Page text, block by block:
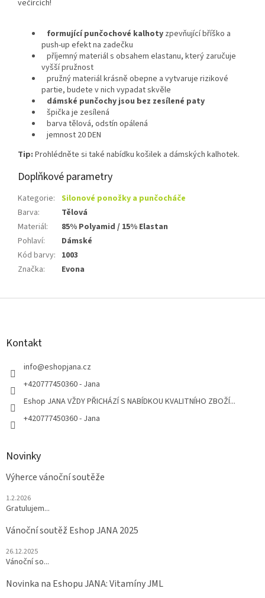
večírcích!
formující punčochové kalhoty zpevňující bříško a
push-up efekt na zadečku
příjemný materiál s obsahem elastanu, který zaručuje
vyšší pružnost
pružný materiál krásně obepne a vytvaruje rizikové
partie, budete v nich vypadat skvěle
dámské punčochy jsou bez zesílené paty
špička je zesílená
barva tělová, odstín opálená
jemnost 20 DEN
Tip: Prohlédněte si také nabídku košilek a dámských kalhotek.
Doplňkové parametry
Kategorie: Silonové ponožky a punčocháče
Barva:
Tělová
Materiál:
85% Polyamid / 15% Elastan
Pohlaví:
Dámské
Kód barvy: 1003
Značka: Evona
Z
Kontakt
info@eshopjana.cz
+420777450360 - Jana
Eshop JANA VŽDY PŘICHÁZÍ S NABÍDKOU KVALITNÍHO ZBOŽÍ...
+420777450360 - Jana
Novinky
Výherce vánoční soutěže
1.2.2026
Gratulujem...
Vánoční soutěž Eshop JANA 2025
26.12.2025
Vánoční so...
Novinka na Eshopu JANA: Vitamíny JML